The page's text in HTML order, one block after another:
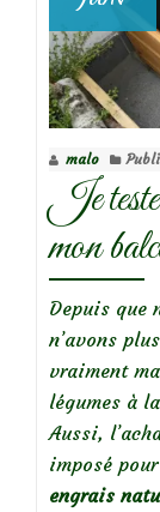
malo
Je
mon
Depuis que
n’avons
vraiment
légumes à
Aussi,
imposé pour
engrais